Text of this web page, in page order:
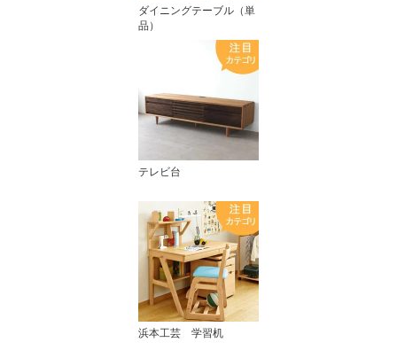
ダイニングテーブル（単
品）
テレビ台
浜本工芸 学習机